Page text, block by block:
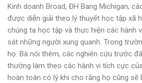
Kinh doanh Broad, ĐH Bang Michigan,
được diễn giải theo lý thuyết học tập xã
chúng ta học tập và thực hiện các hành
sát những người xung quanh. Trong
họ. Bà nói thêm, các nghiên cứu trước
thường làm theo các hành vi tích cực
hoàn toàn có lý khi cho rằng họ cũng sẽ